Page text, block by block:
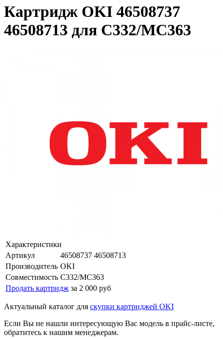
Картридж OKI 46508737
46508713 для C332/MC363
Характеристики
Артикул
46508737 46508713
Производитель OKI
Совместимость C332/MC363
Продать картридж за 2 000 руб
Актуальный каталог для скупки картриджей OKI
Если Вы не нашли интересующую Вас модель в прайс-листе,
обратитесь к нашим менеджерам.